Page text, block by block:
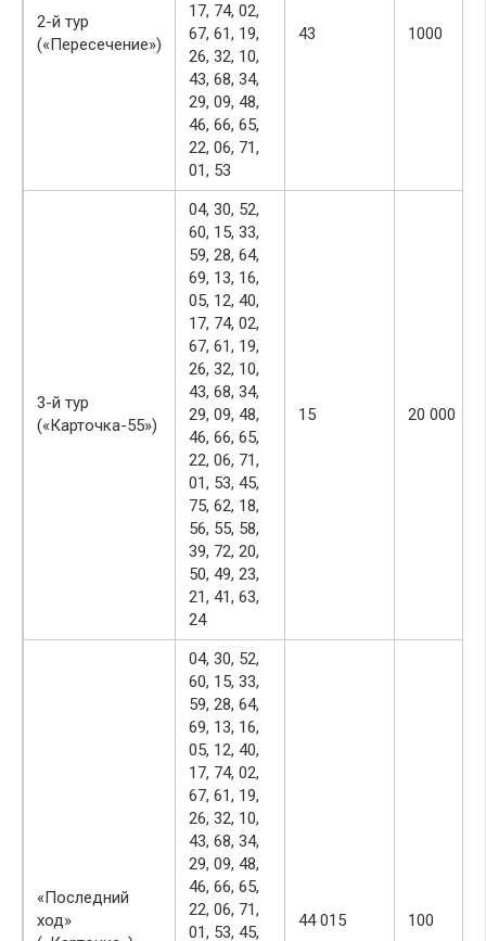
2-й тур
(«Пересечение»)
17, 74, 02,
67, 61, 19,
26, 32, 10,
43, 68, 34,
29, 09, 48,
46, 66, 65,
22, 06, 71,
01, 53
43 1000
3-й тур
(«Карточка-55»)
04, 30, 52,
60, 15, 33,
59, 28, 64,
69, 13, 16,
05, 12, 40,
17, 74, 02,
67, 61, 19,
26, 32, 10,
43, 68, 34,
29, 09, 48,
46, 66, 65,
22, 06, 71,
01, 53, 45,
75, 62, 18,
56, 55, 58,
39, 72, 20,
50, 49, 23,
21, 41, 63,
24
15 20 000
«Последний
ход»
04, 30, 52,
60, 15, 33,
59, 28, 64,
69, 13, 16,
05, 12, 40,
17, 74, 02,
67, 61, 19,
26, 32, 10,
43, 68, 34,
29, 09, 48,
46, 66, 65,
22, 06, 71,
01, 53, 45,
44 015 100